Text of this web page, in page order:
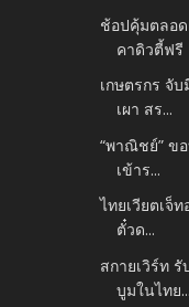
ช้อปคุ้มตลอ
คาดิวตี้ฟรี
เกษตรกร จั
เผา สร...
“พาณิชย์” ข
เข้าร...
ไทยเวียตเจ็ท
ตั๋วด...
สกายเวิร์ท
บูมในไทย...